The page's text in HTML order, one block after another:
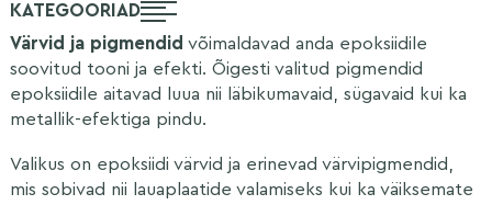
KATEGOORIAD
Värvid ja pigmendid võimaldavad anda epoksiidile
soovitud tooni ja efekti. Õigesti valitud pigmendid
epoksiidile aitavad luua nii läbikumavaid, sügavaid kui ka
metallik-efektiga pindu.
Valikus on epoksiidi värvid ja erinevad värvipigmendid,
mis sobivad nii lauaplaatide valamiseks kui ka väiksemate